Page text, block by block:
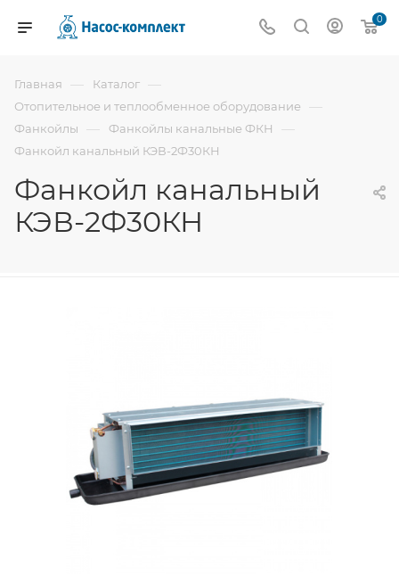
0
Главная — Каталог —
Отопительное и теплообменное оборудование —
Фанкойлы — Фанкойлы канальные ФКН —
Фанкойл канальный КЭВ-2Ф30КН
Фанкойл канальный
КЭВ-2Ф30КН